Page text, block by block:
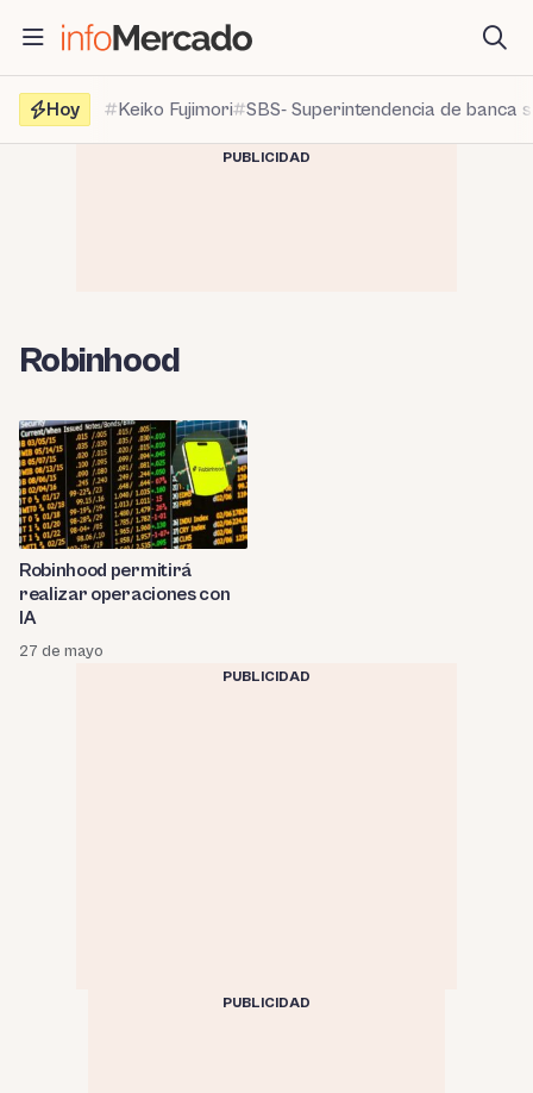
contenido
Hoy
Keiko Fujimori SBS- Superintendencia de banca
PUBLICIDAD
Robinhood
Robinhood permitirá
realizar operaciones con
IA
27 de mayo
PUBLICIDAD
PUBLICIDAD